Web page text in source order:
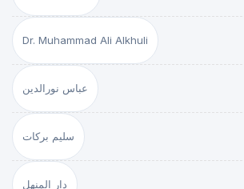
Dr. Muhammad Ali Alkhuli
عباس نورالدين
سليم بركات
دار المنهل